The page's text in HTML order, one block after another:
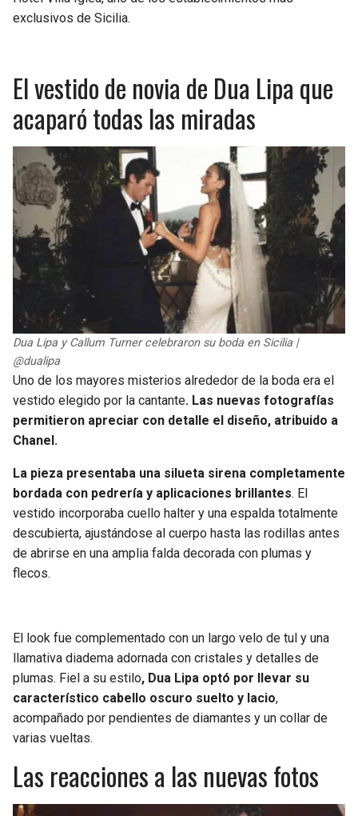
exclusivos de Sicilia.
El vestido de novia de Dua Lipa que
acaparó todas las miradas
Dua Lipa y Callum Turner celebraron su boda en Sicilia |
@dualipa
Uno de los mayores misterios alrededor de la boda era el
vestido elegido por la cantante. Las nuevas fotografías
permitieron apreciar con detalle el diseño, atribuido a
Chanel.
La pieza presentaba una silueta sirena completamente
bordada con pedrería y aplicaciones brillantes. El
vestido incorporaba cuello halter y una espalda totalmente
descubierta, ajustándose al cuerpo hasta las rodillas antes
de abrirse en una amplia falda decorada con plumas y
flecos.
El look fue complementado con un largo velo de tul y una
llamativa diadema adornada con cristales y detalles de
plumas. Fiel a su estilo, Dua Lipa optó por llevar su
característico cabello oscuro suelto y lacio,
acompañado por pendientes de diamantes y un collar de
varias vueltas.
Las reacciones a las nuevas fotos